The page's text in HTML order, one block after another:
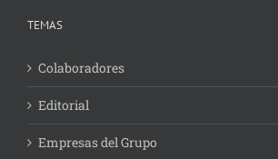
TEMAS
Colaboradores
Editorial
Empresas del Grupo